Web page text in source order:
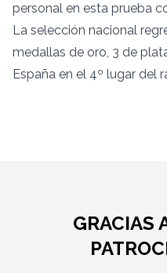
personal en esta prueba
La selección nacional
medallas de oro, 3 de
España en el 4º lugar del
GRACIAS